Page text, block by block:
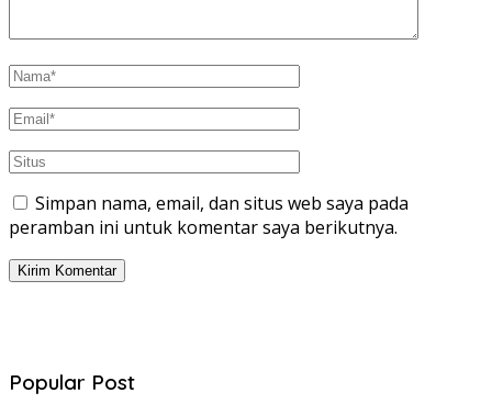
Simpan nama, email, dan situs web saya pada
peramban ini untuk komentar saya berikutnya.
Popular Post